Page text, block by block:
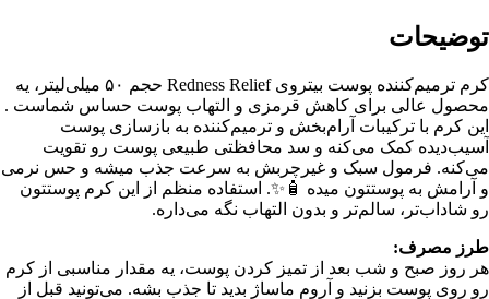
توضیحات
کرم ترمیم‌کننده پوست بیتروی Redness Relief حجم ۵۰ میلی‌لیتر، یه
محصول عالی برای کاهش قرمزی و التهاب پوست حساس شماست .
این کرم با ترکیبات آرام‌بخش و ترمیم‌کننده به بازسازی پوست
آسیب‌دیده کمک می‌کنه و سد محافظتی طبیعی پوست رو تقویت
می‌کنه. فرمول سبک و غیرچربش به سرعت جذب میشه و حس نرمی
و آرامش به پوستتون میده 🧴✨. استفاده منظم از این کرم پوستتون
رو شاداب‌تر، سالم‌تر و بدون التهاب نگه می‌داره.
طرز مصرف:
هر روز صبح و شب بعد از تمیز کردن پوست، یه مقدار مناسبی از کرم
رو روی پوست بزنید و آروم ماساژ بدید تا جذب بشه. می‌تونید قبل از